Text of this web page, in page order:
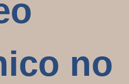
no